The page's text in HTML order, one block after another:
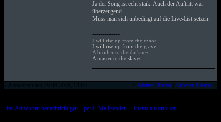
Ja der Song ist echt stark. Auch der Auftritt war
überzeugend.
Muss man sich unbedingt auf die Live-List setzen.
--------------
I will rise up from the chaos
I will rise up from the grave
A brother to the darkness
A master to the slaves
2 Antworten seit 29.06.2026, 18:03 Älteres Thema| Neueres Thema>
bei Antworten benachrichtigen:: per E-Mail senden:: Thema ausdrucken]